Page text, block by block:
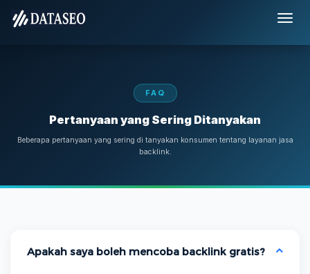
FAQ
Pertanyaan yang Sering Ditanyakan
Beberapa pertanyaan yang sering di tanyakan konsumen tentang layanan jasa
backlink.
Apakah saya boleh mencoba backlink gratis?